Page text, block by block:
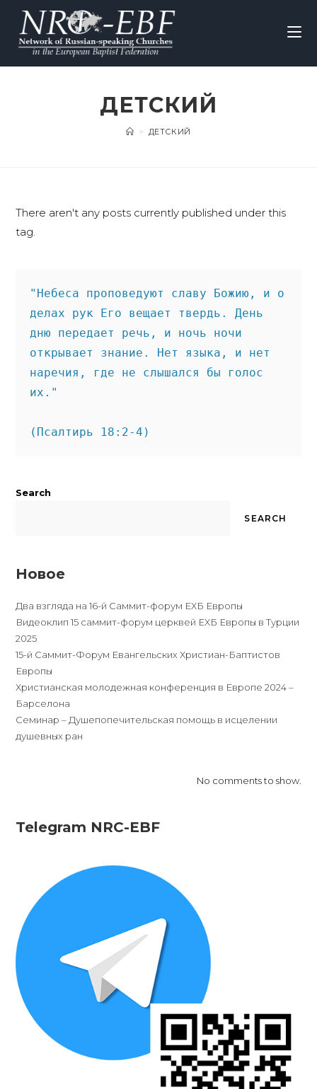
ДЕТСКИЙ
> ДЕТСКИЙ
There aren't any posts currently published under this
tag.
"Небеса проповедуют славу Божию, и о
делах рук Его вещает твердь. День
дню передает речь, и ночь ночи
открывает знание. Нет языка, и нет
наречия, где не слышался бы голос
их."
(Псалтирь 18:2-4)
Search
SEARCH
Новое
Два взгляда на 16-й Саммит-форум ЕХБ Европы
Видеоклип 15 саммит-форум церквей ЕХБ Европы в Турции
2025
15-й Саммит-Форум Евангельских Христиан-Баптистов
Европы
Христианская молодежная конференция в Европе 2024 –
Барселона
Семинар – Душепопечительская помощь в исцелении
душевных ран
No comments to show.
Telegram NRC-EBF